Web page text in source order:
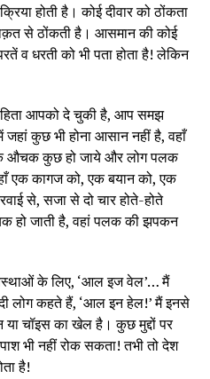
होती है। कोई दीवार को ठोंकता
से ठोंकती है। आसमान की कोई
व धरती को भी पता होता है! लेकिन
आपको दे चुकी है, आप समझ
कुछ भी होना आसान नहीं है, वहाँ
औचक कुछ हो जाये और लोग पलक
एक कागज को, एक बयान को, एक
से, सजा से दो चार होते-होते
हो जाती है, वहां पलक की झपकन
के लिए, ‘आल इज वेल’… मैं
लोग कहते हैं, ‘आल इन हेल!’ मैं इनसे
चॉइस का खेल है। कुछ मुद्दों पर
भी नहीं रोक सकता! तभी तो देश
है!